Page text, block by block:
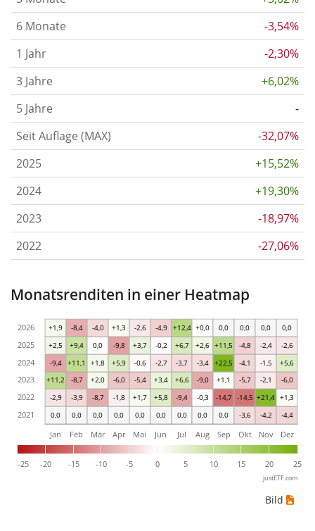
6 Monate
-3,54%
1 Jahr
-2,30%
3 Jahre
+6,02%
5 Jahre
-
Seit Auflage (MAX)
-32,07%
2025
+15,52%
2024
+19,30%
2023
-18,97%
2022
-27,06%
Monatsrenditen in einer Heatmap
0,0 0,0 0,0 0,0 0,0 0,0 0,0 0,0 0,0 -3,6 -4,2 -4,4
-2,9 -3,9 -8,7 -1,8 +1,7 +5,8 -9,4 -0,3 -14,7 -14,5 +21,4 +1,3
+11,2 -8,7 +2,0 -6,0 -5,4 +3,4 +6,6 -9,0 +1,1 -5,7 -2,1 -6,0
-9,4 +11,1 +1,8 +5,9 -0,6 -2,7 -3,7 -3,4 +22,5 -4,1 -1,5 +5,6
+2,5 +9,4 0,0 -9,8 +3,7 -0,2 +6,7 +2,6 +11,5 -4,8 -2,4 -2,6
+1,9 -8,4 -4,0 +1,3 -2,6 -4,9 +12,4 +0,0 0,0 0,0 0,0 0,0
-25 -20 -15 -10 -5 0 5 10 15 20 25
Jan Feb Mär Apr Mai Jun Jul Aug Sep Okt Nov Dez
2021
2022
2023
2024
2025
2026
justETF.com
Bild